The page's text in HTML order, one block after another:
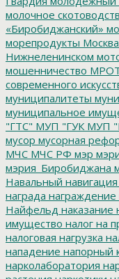
молочное
«Биробиджанский»
морепродукты Москва
Нижнеленинском
мошенничество
современного
муниципалитеты
муниципальное
"ГТС" МУП "ГУК МУП
мусор мусорная
МЧС МЧС РФ мэр
мэрия_Биробиджана
Навальный навигация
награда награждение
Найфельд наказание
имущество налог на
налоговая нагрузка
нападение напорный
нарколаборатория